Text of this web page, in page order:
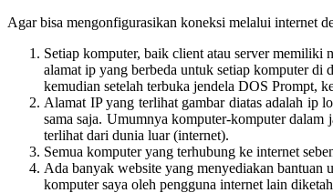
Agar bisa mengonfigurasikan koneksi melalui internet
Setiap komputer, baik client atau server memiliki
alamat ip yang berbeda untuk setiap komputer
kemudian setelah terbuka jendela DOS Prompt,
Alamat IP yang terlihat gambar diatas adalah ip
sama saja. Umumnya komputer-komputer
terlihat dari dunia luar (internet).
Semua komputer yang terhubung ke internet
Ada banyak website yang menyediakan bantuan
komputer saya oleh pengguna internet lain